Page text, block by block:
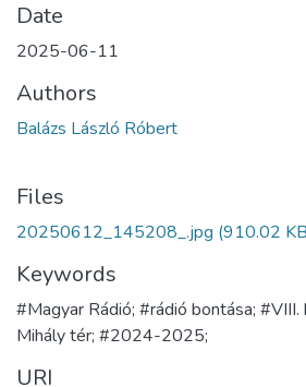
Date
2025-06-11
Authors
Balázs László Róbert
Files
20250612_145208_.jpg (910.02
Keywords
#Magyar Rádió; #rádió bontása;
Mihály tér; #2024-2025;
URI